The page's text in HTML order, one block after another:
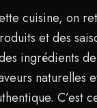
cuisine, on
et des
ingrédients
naturelles
C’est